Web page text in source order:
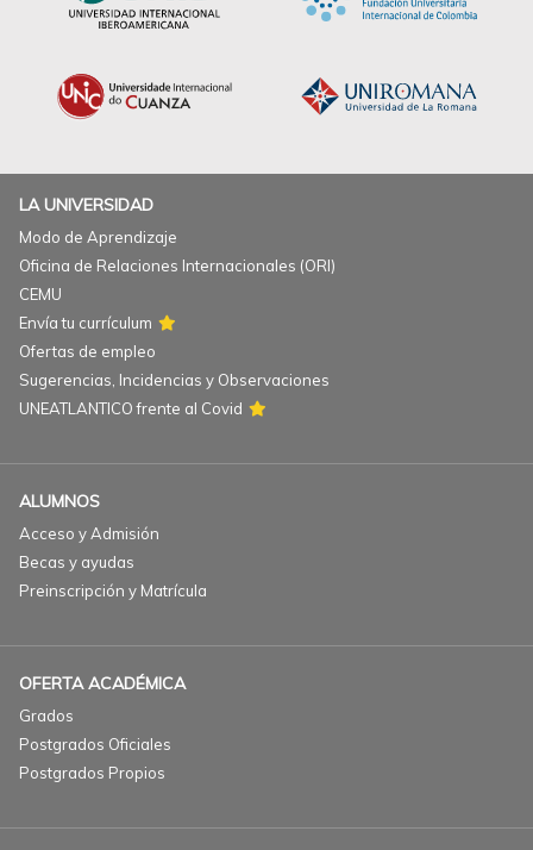
LA UNIVERSIDAD
Modo de Aprendizaje
Oficina de Relaciones Internacionales (ORI)
CEMU
Envía tu currículum
Ofertas de empleo
Sugerencias, Incidencias y Observaciones
UNEATLANTICO frente al Covid
ALUMNOS
Acceso y Admisión
Becas y ayudas
Preinscripción y Matrícula
OFERTA ACADÉMICA
Grados
Postgrados Oficiales
Postgrados Propios